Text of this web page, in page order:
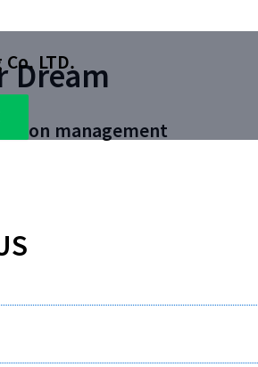
LTD.
Dream
management